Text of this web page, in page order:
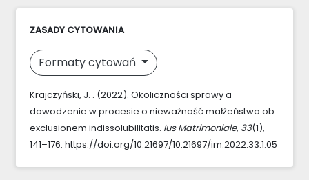
ZASADY CYTOWANIA
Formaty cytowań
Krajczyński, J. . (2022). Okoliczności sprawy a
dowodzenie w procesie o nieważność małżeństwa ob
exclusionem indissolubilitatis. Ius Matrimoniale, 33(1),
141–176. https://doi.org/10.21697/10.21697/im.2022.33.1.05